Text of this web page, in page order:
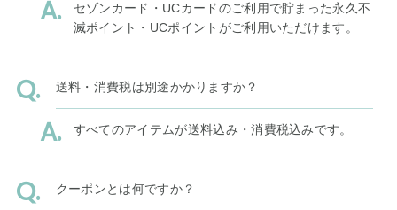
セゾンカード・UCカードのご利用で貯まった永久不
滅ポイント・UCポイントがご利用いただけます。
送料・消費税は別途かかりますか？
すべてのアイテムが送料込み・消費税込みです。
クーポンとは何ですか？